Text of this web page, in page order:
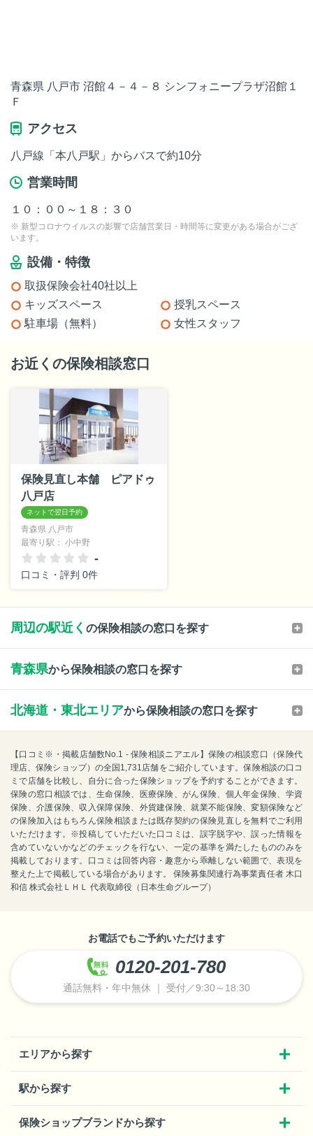
青森県 八戸市 沼館４－４－８ シンフォニープラザ沼館１
Ｆ
アクセス
八戸線「本八戸駅」からバスで約10分
営業時間
１０：００～１８：３０
※ 新型コロナウイルスの影響で店舗営業日・時間等に変更がある場合がござ
います。
設備・特徴
取扱保険会社40社以上
キッズスペース
授乳スペース
駐車場（無料）
女性スタッフ
お近くの保険相談窓口
保険見直し本舗 ピアドゥ
八戸店
青森県 八戸市
最寄り駅： 小中野
-
口コミ・評判 0件
周辺の駅近く の保険相談の窓口を探す
青森県から保険相談の窓口を探す
北海道・東北エリアから保険相談の窓口を探す
【口コミ※・掲載店舗数No.1 - 保険相談ニアエル】保険の相談窓口（保険代
理店、保険ショップ）の全国1,731店舗をご紹介しています。保険相談の口コ
ミで店舗を比較し、自分に合った保険ショップを予約することができます。
保険の窓口相談では、生命保険、医療保険、がん保険、個人年金保険、学資
保険、介護保険、収入保障保険、外貨建保険、就業不能保険、変額保険など
の保険加入はもちろん保険相談または既存契約の保険見直しを無料でご利用
いただけます。※投稿していただいた口コミは、誤字脱字や、誤った情報を
含めていないかなどのチェックを行ない、一定の基準を満たしたもののみを
掲載しております。口コミは回答内容・趣意から乖離しない範囲で、表現を
整えた上で掲載している場合があります。 保険募集関連行為事業責任者 木口
和信 株式会社ＬＨＬ 代表取締役（日本生命グループ）
お電話でもご予約いただけます
0120-201-780
通話無料・年中無休 ｜ 受付／9:30～18:30
エリアから探す
駅から探す
保険ショップブランドから探す